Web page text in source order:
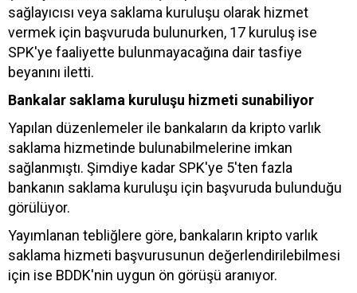
sağlayıcısı veya saklama kuruluşu olarak hizmet
vermek için başvuruda bulunurken, 17 kuruluş ise
SPK'ye faaliyette bulunmayacağına dair tasfiye
beyanını iletti.
Bankalar saklama kuruluşu hizmeti sunabiliyor
Yapılan düzenlemeler ile bankaların da kripto varlık
saklama hizmetinde bulunabilmelerine imkan
sağlanmıştı. Şimdiye kadar SPK'ye 5'ten fazla
bankanın saklama kuruluşu için başvuruda bulunduğu
görülüyor.
Yayımlanan tebliğlere göre, bankaların kripto varlık
saklama hizmeti başvurusunun değerlendirilebilmesi
için ise BDDK'nin uygun ön görüşü aranıyor.